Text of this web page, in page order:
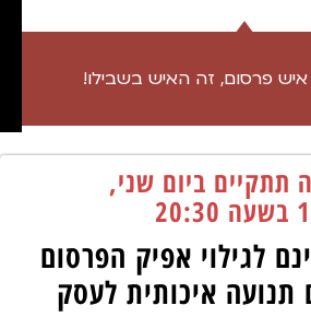
פרסום, זה האיש בשבילו!
תתקיים ביום שני,
לגילוי אפיק הפרסום
תנועה איכותית לעסק